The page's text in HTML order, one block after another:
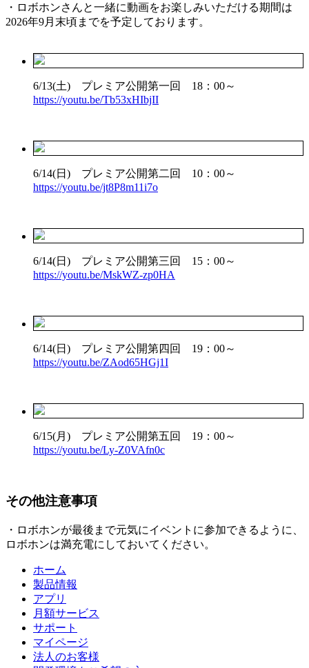
・ロボホンさんと一緒に動画をお楽しみいただける期間は
2026年9月末頃までを予定しております。
6/13(土) プレミア公開第一回 18：00～
https://youtu.be/Tb53xHIbjII
6/14(日) プレミア公開第二回 10：00～
https://youtu.be/jt8P8m11i7o
6/14(日) プレミア公開第三回 15：00～
https://youtu.be/MskWZ-zp0HA
6/14(日) プレミア公開第四回 19：00～
https://youtu.be/ZAod65HGj1I
6/15(月) プレミア公開第五回 19：00～
https://youtu.be/Ly-Z0VAfn0c
その他注意事項
・ロボホンが最後まで元気にイベントに参加できるように、
ロボホンは満充電にしておいてください。
ホーム
製品情報
アプリ
月額サービス
サポート
マイページ
法人のお客様